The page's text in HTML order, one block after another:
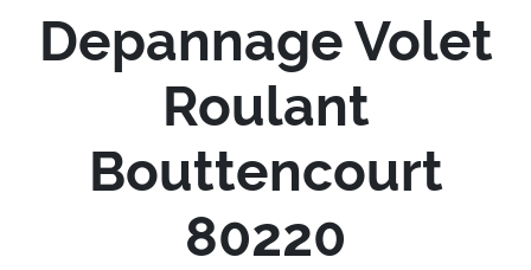
Depannage Volet
Roulant
Bouttencourt
80220